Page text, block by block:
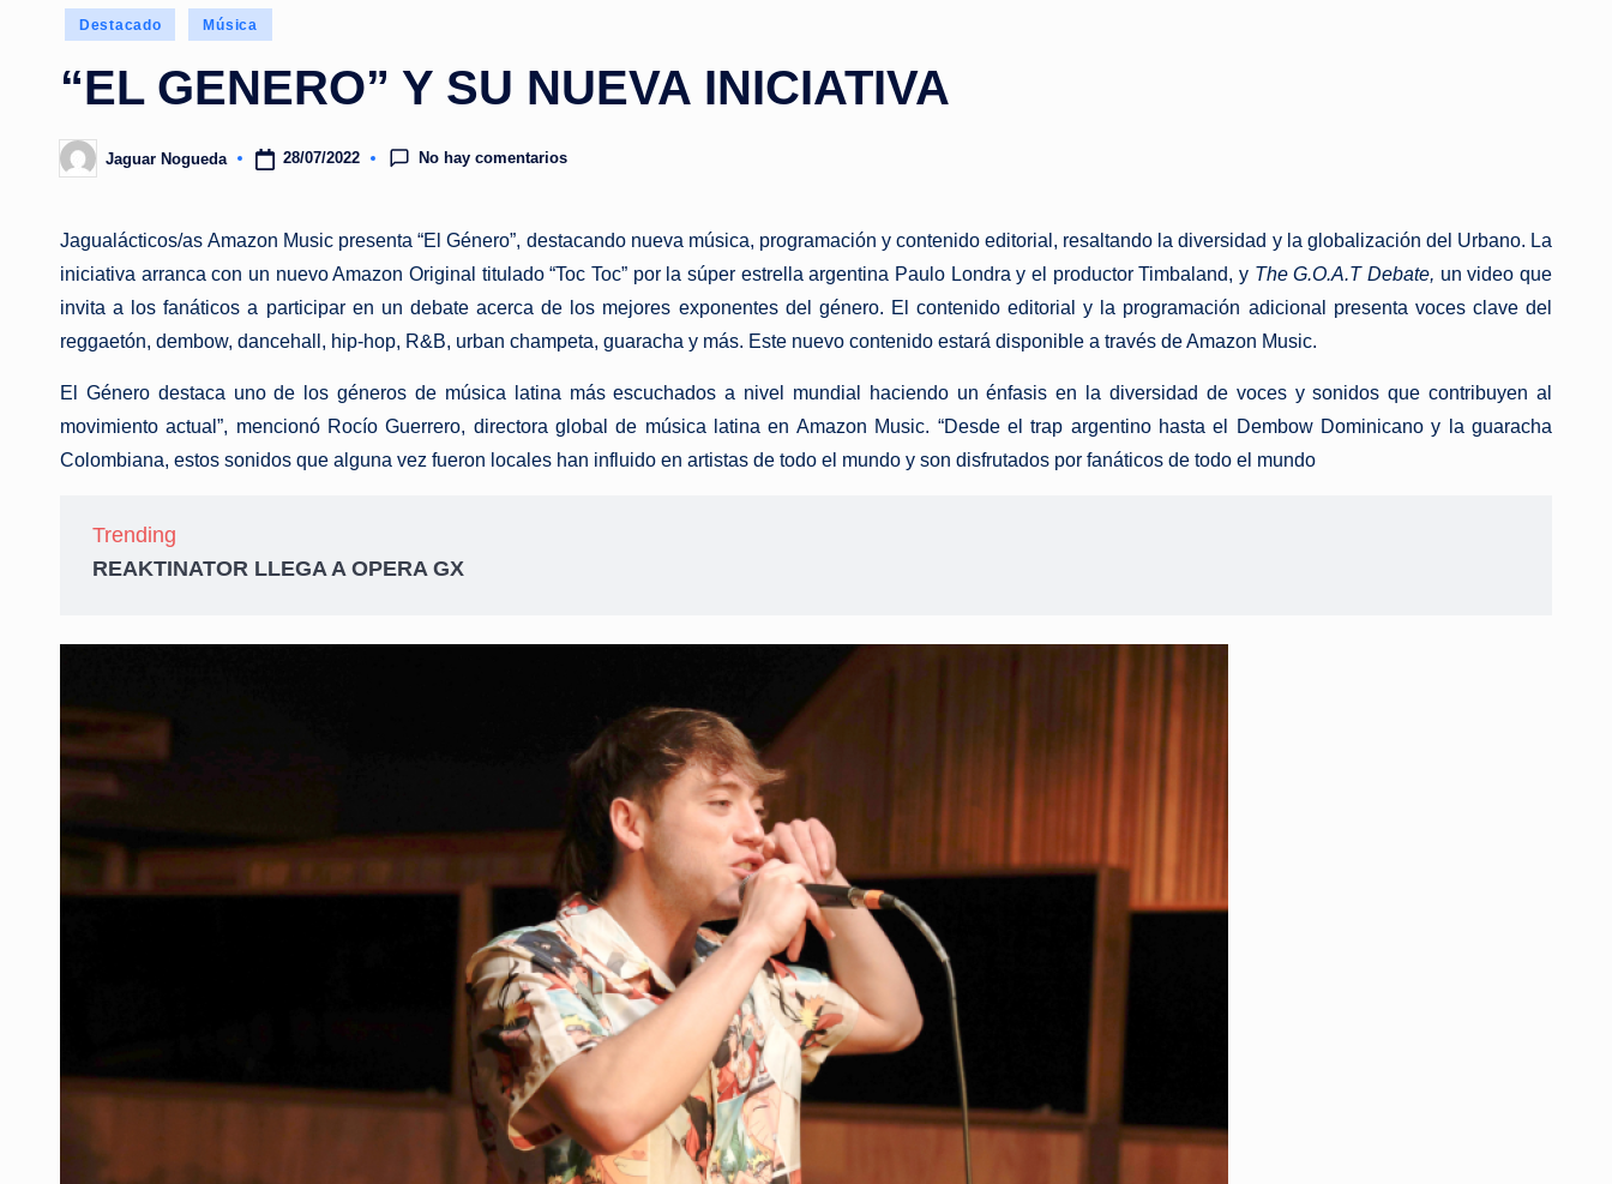
Publicado
Destacado Música
“EL GENERO” Y SU NUEVA INICIATIVA
Publicado
por
Jaguar Nogueda 28/07/2022 No hay comentarios
Jagualácticos/as Amazon Music presenta “El Género”, destacando nueva música, programación y contenido editorial, resaltando la diversidad y la globalización del Urbano. La
iniciativa arranca con un nuevo Amazon Original titulado “Toc Toc” por la súper estrella argentina Paulo Londra y el productor Timbaland, y The G.O.A.T Debate, un video que
invita a los fanáticos a participar en un debate acerca de los mejores exponentes del género. El contenido editorial y la programación adicional presenta voces clave del
reggaetón, dembow, dancehall, hip-hop, R&B, urban champeta, guaracha y más. Este nuevo contenido estará disponible a través de Amazon Music.
El Género destaca uno de los géneros de música latina más escuchados a nivel mundial haciendo un énfasis en la diversidad de voces y sonidos que contribuyen al
movimiento actual”, mencionó Rocío Guerrero, directora global de música latina en Amazon Music. “Desde el trap argentino hasta el Dembow Dominicano y la guaracha
Colombiana, estos sonidos que alguna vez fueron locales han influido en artistas de todo el mundo y son disfrutados por fanáticos de todo el mundo
Trending
REAKTINATOR LLEGA A OPERA GX